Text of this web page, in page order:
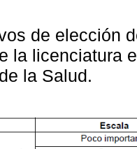
de elección
la licenciatura
la Salud.